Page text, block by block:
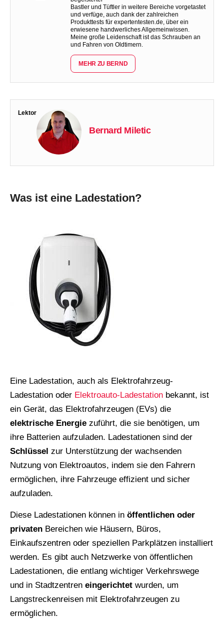
Bastler und Tüftler in weitere Bereiche vorgetastet
und verfüge, auch dank der zahlreichen
Produkttests für expertentesten.de, über ein
erwiesene handwerliches Allgemeinwissen.
Meine große Leidenschaft ist das Schrauben an
und Fahren von Oldtimern.
MEHR ZU BERND
Lektor
Bernard Miletic
Was ist eine Ladestation?
Eine Ladestation, auch als Elektrofahrzeug-
Ladestation oder Elektroauto-Ladestation bekannt, ist
ein Gerät, das Elektrofahrzeugen (EVs) die
elektrische Energie zuführt, die sie benötigen, um
ihre Batterien aufzuladen. Ladestationen sind der
Schlüssel zur Unterstützung der wachsenden
Nutzung von Elektroautos, indem sie den Fahrern
ermöglichen, ihre Fahrzeuge effizient und sicher
aufzuladen.
Diese Ladestationen können in öffentlichen oder
privaten Bereichen wie Häusern, Büros,
Einkaufszentren oder speziellen Parkplätzen installiert
werden. Es gibt auch Netzwerke von öffentlichen
Ladestationen, die entlang wichtiger Verkehrswege
und in Stadtzentren eingerichtet wurden, um
Langstreckenreisen mit Elektrofahrzeugen zu
ermöglichen.